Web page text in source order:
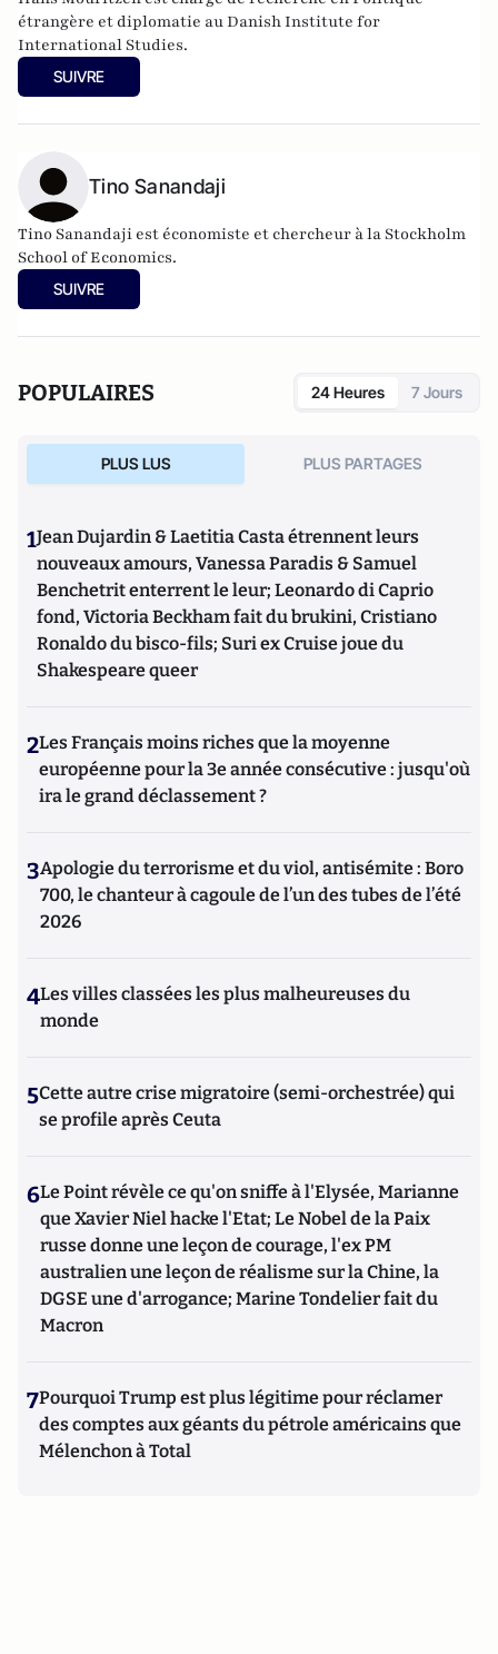
étrangère et diplomatie au Danish Institute for
International Studies.
SUIVRE
Tino Sanandaji
Tino Sanandaji est économiste et chercheur à la Stockholm
School of Economics.
SUIVRE
POPULAIRES 24 Heures 7 Jours
PLUS LUS PLUS PARTAGES
1Jean Dujardin & Laetitia Casta étrennent leurs
nouveaux amours, Vanessa Paradis & Samuel
Benchetrit enterrent le leur; Leonardo di Caprio
fond, Victoria Beckham fait du brukini, Cristiano
Ronaldo du bisco-fils; Suri ex Cruise joue du
Shakespeare queer
2Les Français moins riches que la moyenne
européenne pour la 3e année consécutive : jusqu'où
ira le grand déclassement ?
3Apologie du terrorisme et du viol, antisémite : Boro
700, le chanteur à cagoule de l’un des tubes de l’été
2026
4Les villes classées les plus malheureuses du
monde
5Cette autre crise migratoire (semi-orchestrée) qui
se profile après Ceuta
6Le Point révèle ce qu'on sniffe à l'Elysée, Marianne
que Xavier Niel hacke l'Etat; Le Nobel de la Paix
russe donne une leçon de courage, l'ex PM
australien une leçon de réalisme sur la Chine, la
DGSE une d'arrogance; Marine Tondelier fait du
Macron
7Pourquoi Trump est plus légitime pour réclamer
des comptes aux géants du pétrole américains que
Mélenchon à Total